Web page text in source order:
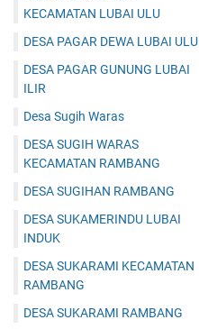
KECAMATAN LUBAI ULU
DESA PAGAR DEWA LUBAI ULU
DESA PAGAR GUNUNG LUBAI
ILIR
Desa Sugih Waras
DESA SUGIH WARAS
KECAMATAN RAMBANG
DESA SUGIHAN RAMBANG
DESA SUKAMERINDU LUBAI
INDUK
DESA SUKARAMI KECAMATAN
RAMBANG
DESA SUKARAMI RAMBANG